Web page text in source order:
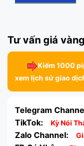
Tư vấn giá vàng
Kiếm 1000
xem lịch sử giao
Telegram
TikTok: Kỳ Nói
Zalo Channel: